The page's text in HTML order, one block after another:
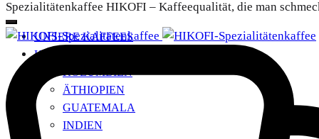
Spezialitätenkaffee HIKOFI – Kaffeequalität, die man
UNSERE KAFFEES
HERKUNFTSLÄNDER
KOLUMBIEN
ÄTHIOPIEN
GUATEMALA
INDIEN